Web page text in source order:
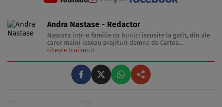
Andra Nastase - Redactor
Nascuta intr-o familie cu bunici iscusite la gatit, din ale
caror maini ieseau prajituri demne de Cartea
Recordurilor categoria Gusturi Divine, inzestrata cu un
indragostita de tot ce inseamna delicatesa pe lumea
asta, Pofticioasa scrie despre telina ...
citește mai mult